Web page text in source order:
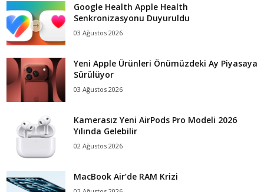
Google Health Apple Health
Senkronizasyonu Duyuruldu
03 Ağustos 2026
Yeni Apple Ürünleri Önümüzdeki Ay Piyasaya
Sürülüyor
03 Ağustos 2026
Kamerasız Yeni AirPods Pro Modeli 2026
Yılında Gelebilir
02 Ağustos 2026
MacBook Air’de RAM Krizi